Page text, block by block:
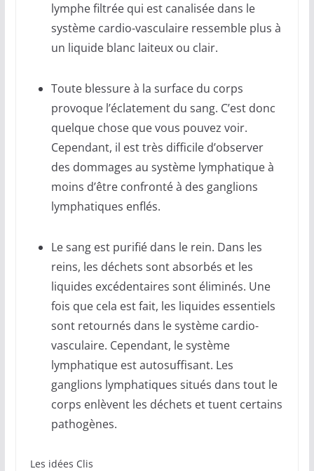
lymphe filtrée qui est canalisée dans le
système cardio-vasculaire ressemble plus à
un liquide blanc laiteux ou clair.
Toute blessure à la surface du corps
provoque l’éclatement du sang. C’est donc
quelque chose que vous pouvez voir.
Cependant, il est très difficile d’observer
des dommages au système lymphatique à
moins d’être confronté à des ganglions
lymphatiques enflés.
Le sang est purifié dans le rein. Dans les
reins, les déchets sont absorbés et les
liquides excédentaires sont éliminés. Une
fois que cela est fait, les liquides essentiels
sont retournés dans le système cardio-
vasculaire. Cependant, le système
lymphatique est autosuffisant. Les
ganglions lymphatiques situés dans tout le
corps enlèvent les déchets et tuent certains
pathogènes.
Les idées Clis